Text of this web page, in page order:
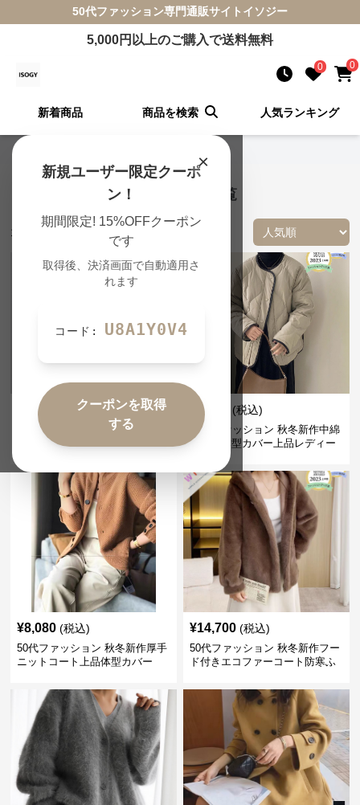
50代ファッション専門通販サイト イソジー
5,000円以上のご購入で送料無料
0 0
新着商品 商品を検索 人気ランキング
×
新規ユーザー限定クーポ
ン！
期間限定! 15%OFFクーポン
です
取得後、決済画面で自動適用さ
れます
コード: U8A1Y0V4
クーポンを取得
する
イソジー TOP
コート 50代ファッション 商品一覧
131 件の商品が見つかりました
5,000 (税込)
50代ファッション 秋冬新作ポン
チョ風ケープコート上品羽織り
9,920 (税込)
50代ファッション 秋冬新作中綿
コート体型カバー上品レディー
¥8,080 (税込)
50代ファッション 秋冬新作厚手
ニットコート上品体型カバー
¥14,700 (税込)
50代ファッション 秋冬新作フー
ド付きエコファーコート防寒ふ